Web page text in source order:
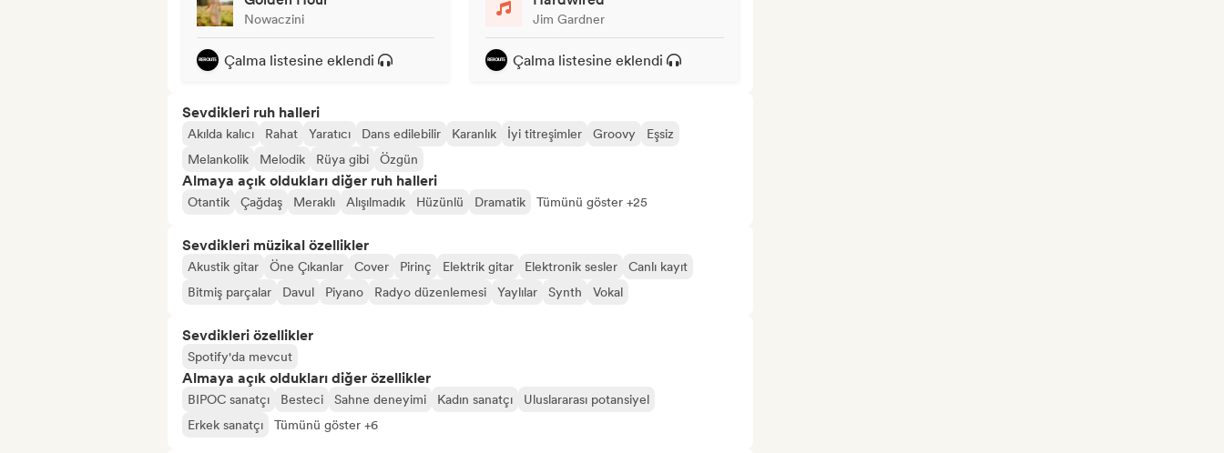
Nowaczini
Çalma listesine eklendi
Jim Gardner
Çalma listesine eklendi
Sevdikleri ruh halleri
Akılda kalıcı Rahat Yaratıcı Dans edilebilir Karanlık İyi titreşimler Groovy
Eşsiz
Melankolik
Melodik Rüya gibi Özgün
Almaya açık oldukları diğer ruh halleri
Otantik Çağdaş Meraklı Alışılmadık Hüzünlü Dramatik Tümünü göster +25
Sevdikleri müzikal özellikler
Akustik gitar Öne Çıkanlar Cover Pirinç Elektrik gitar Elektronik sesler
Canlı kayıt
Bitmiş parçalar
Davul Piyano Radyo düzenlemesi Yaylılar Synth Vokal
Sevdikleri özellikler
Spotify'da mevcut
Almaya açık oldukları diğer özellikler
BIPOC sanatçı Besteci Sahne deneyimi Kadın sanatçı
Uluslararası potansiyel
Erkek sanatçı
Tümünü göster +6